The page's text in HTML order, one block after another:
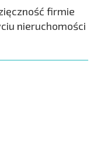
firmie
nieruchomości